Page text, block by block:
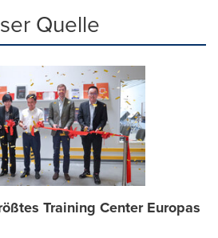
Quelle
Training Center Europas